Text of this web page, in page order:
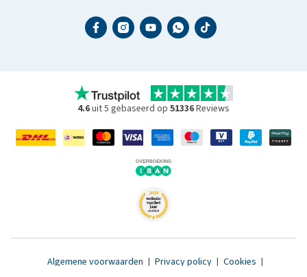
4.6uit 5 gebaseerd op 51336Reviews
Algemene voorwaarden | Privacy policy | Cookies |